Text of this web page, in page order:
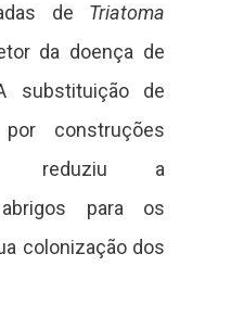
de Triatoma
da doença de
substituição de
construções
reduziu a
para os
colonização dos